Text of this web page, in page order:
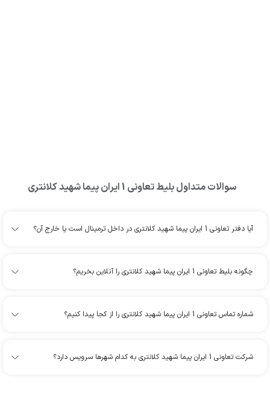
سوالات متداول بلیطتعاونی 1 ایران پیما شهید کلانتری
آیا دفتر تعاونی 1 ایران پیما شهید کلانتری در داخل ترمینال است یا خارج آن؟
چگونه بلیط تعاونی 1 ایران پیما شهید کلانتری را آنلاین بخریم؟
شماره تماس تعاونی 1 ایران پیما شهید کلانتری را از کجا پیدا کنیم؟
شرکت تعاونی 1 ایران پیما شهید کلانتری به کدام شهرها سرویس دارد؟